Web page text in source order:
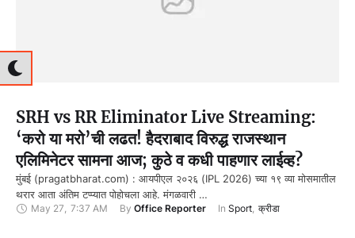
SRH vs RR Eliminator Live Streaming:
‘करो या मरो’ची लढत! हैदराबाद विरुद्ध राजस्थान
एलिमिनेटर सामना आज; कुठे व कधी पाहणार लाईव्ह?
मुंबई (pragatbharat.com) : आयपीएल २०२६ (IPL 2026) च्या १९ व्या मोसमातील
थरार आता अंतिम टप्प्यात पोहोचला आहे. मंगळवारी …
May 27, 7:37 AM By Office Reporter In Sport, क्रीडा